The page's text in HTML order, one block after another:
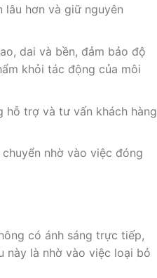
hơn và giữ nguyên
dai và bền, đảm bảo độ
khỏi tác động của môi
hỗ trợ và tư vấn khách hàng
nhờ vào việc đóng
có ánh sáng trực tiếp,
này là nhờ vào việc loại bỏ